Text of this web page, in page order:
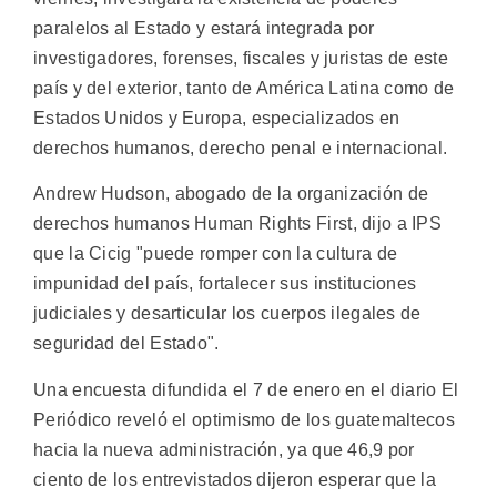
paralelos al Estado y estará integrada por
investigadores, forenses, fiscales y juristas de este
país y del exterior, tanto de América Latina como de
Estados Unidos y Europa, especializados en
derechos humanos, derecho penal e internacional.
Andrew Hudson, abogado de la organización de
derechos humanos Human Rights First, dijo a IPS
que la Cicig "puede romper con la cultura de
impunidad del país, fortalecer sus instituciones
judiciales y desarticular los cuerpos ilegales de
seguridad del Estado".
Una encuesta difundida el 7 de enero en el diario El
Periódico reveló el optimismo de los guatemaltecos
hacia la nueva administración, ya que 46,9 por
ciento de los entrevistados dijeron esperar que la